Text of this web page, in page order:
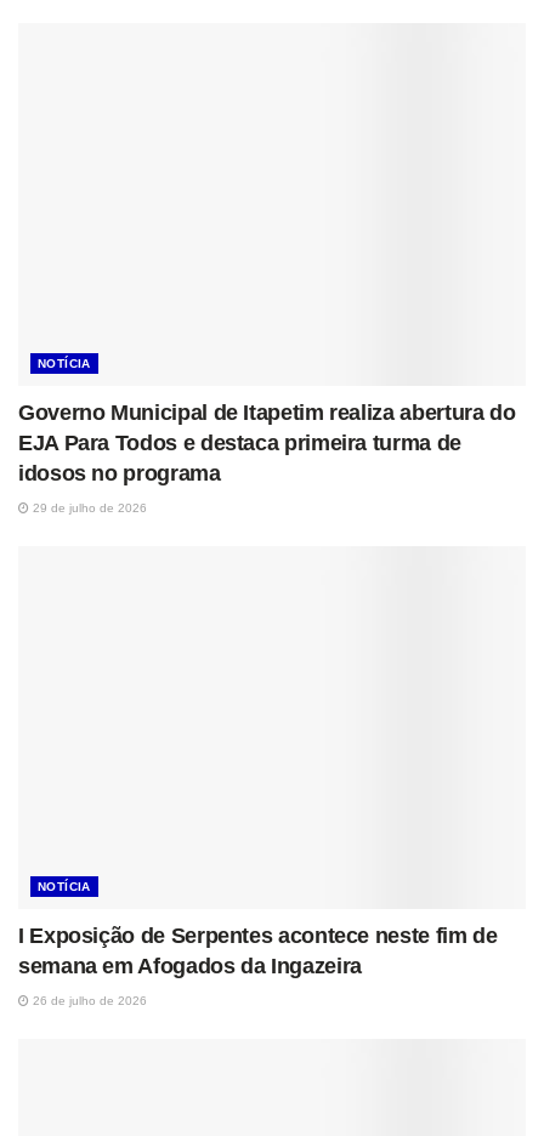
NOTÍCIA
Governo Municipal de Itapetim realiza abertura do
EJA Para Todos e destaca primeira turma de
idosos no programa
29 de julho de 2026
NOTÍCIA
I Exposição de Serpentes acontece neste fim de
semana em Afogados da Ingazeira
26 de julho de 2026